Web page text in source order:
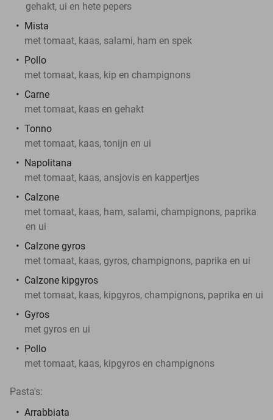
gehakt, ui en hete pepers
Mista
met tomaat, kaas, salami, ham en spek
Pollo
met tomaat, kaas, kip en champignons
Carne
met tomaat, kaas en gehakt
Tonno
met tomaat, kaas, tonijn en ui
Napolitana
met tomaat, kaas, ansjovis en kappertjes
Calzone
met tomaat, kaas, ham, salami, champignons, paprika
en ui
Calzone gyros
met tomaat, kaas, gyros, champignons, paprika en ui
Calzone kipgyros
met tomaat, kaas, kipgyros, champignons, paprika en ui
Gyros
met gyros en ui
Pollo
met tomaat, kaas, kipgyros en champignons
Pasta's:
Arrabbiata